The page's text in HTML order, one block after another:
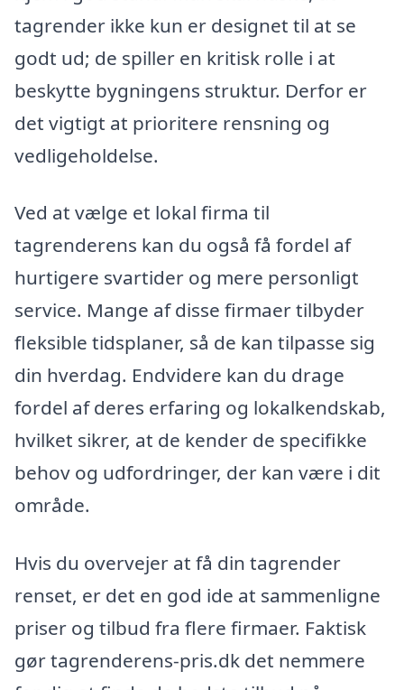
tagrender ikke kun er designet til at se
godt ud; de spiller en kritisk rolle i at
beskytte bygningens struktur. Derfor er
det vigtigt at prioritere rensning og
vedligeholdelse.
Ved at vælge et lokal firma til
tagrenderens kan du også få fordel af
hurtigere svartider og mere personligt
service. Mange af disse firmaer tilbyder
fleksible tidsplaner, så de kan tilpasse sig
din hverdag. Endvidere kan du drage
fordel af deres erfaring og lokalkendskab,
hvilket sikrer, at de kender de specifikke
behov og udfordringer, der kan være i dit
område.
Hvis du overvejer at få din tagrender
renset, er det en god ide at sammenligne
priser og tilbud fra flere firmaer. Faktisk
gør tagrenderens-pris.dk det nemmere